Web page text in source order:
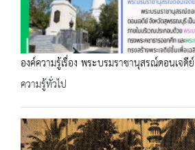
องค์ความรู้เรื่อง พระบรมราชานุสรณ์ดอนเจดีย์
ความรู้ทั่วไป